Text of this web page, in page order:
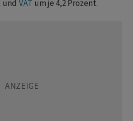
und VAT um je 4,2 Prozent.